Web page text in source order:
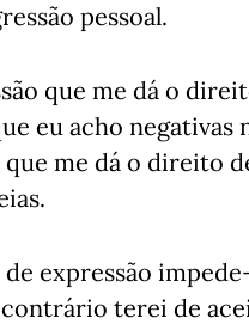
pessoal.
que me dá o
eu acho negativas
me dá o direito
expressão
terei de